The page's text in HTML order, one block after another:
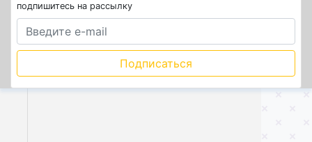
подпишитесь на рассылку